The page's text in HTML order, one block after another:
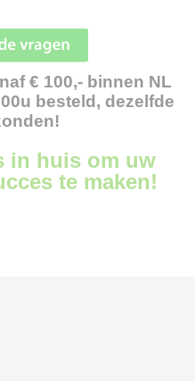
€ 100,- binnen NL
besteld, dezelfde
in huis om uw
te maken!